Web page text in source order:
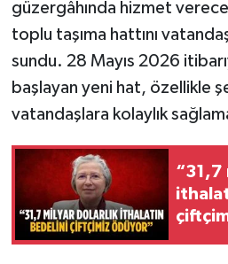
güzergâhında hizmet
toplu taşıma hattını
sundu. 28 Mayıs 2026
başlayan yeni hat, özellikle
vatandaşlara kolaylık
“31,7